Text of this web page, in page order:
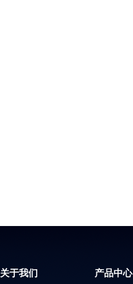
关于我们 产品中心